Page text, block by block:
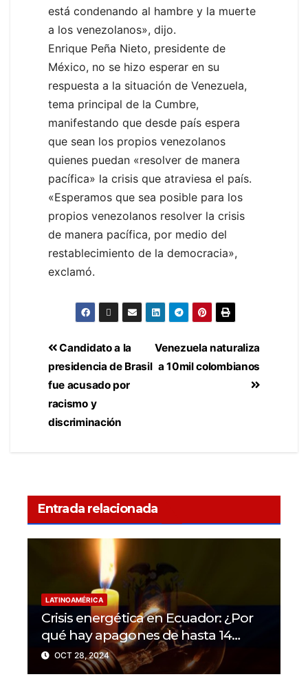
está condenando al hambre y la muerte
a los venezolanos», dijo.
Enrique Peña Nieto, presidente de
México, no se hizo esperar en su
respuesta a la situación de Venezuela,
tema principal de la Cumbre,
manifestando que desde país espera
que sean los propios venezolanos
quienes puedan «resolver de manera
pacífica» la crisis que atraviesa el país.
«Esperamos que sea posible para los
propios venezolanos resolver la crisis
de manera pacífica, por medio del
restablecimiento de la democracia»,
exclamó.
Venezuela naturaliza
a 10mil colombianos
Candidato a la
presidencia de Brasil
fue acusado por
racismo y
discriminación
Entrada relacionada
LATINOAMÉRICA
Crisis energética en Ecuador: ¿Por
qué hay apagones de hasta 14
horas al día?
OCT 28, 2024